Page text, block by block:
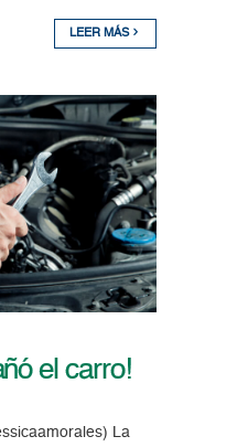
LEER MÁS
el carro!
La